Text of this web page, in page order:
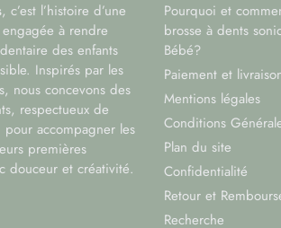
, c’est l’histoire d’une
à rendre
des enfants
Inspirés par les
nous concevons des
respectueux de
pour accompagner les
premières
douceur et créativité.
Pourquoi et
brosse à dents
Bébé?
Paiement et
Mentions légales
Conditions
Plan du site
Confidentialité
Retour et
Recherche